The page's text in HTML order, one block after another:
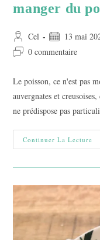
manger du
Auteur/autrice
de
la
Cel
Publication
publiée :
13 mai
Commentaires
la
publication :
0 commentaire
Le poisson, ce n'est pas
auvergnates et
ne prédispose pas
Continuer La Lecture
!